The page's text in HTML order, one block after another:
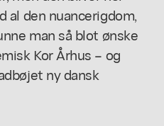
al den nuancerigdom,
man så blot ønske
Kor Århus – og
ny dansk